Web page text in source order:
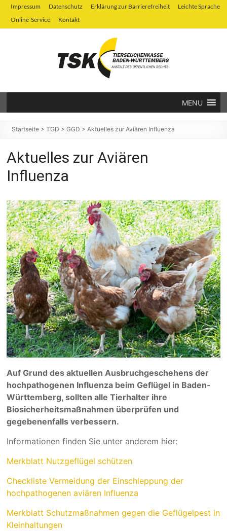
Zum
Inhalt
springen
Impressum Datenschutz Erklärung zur Barrierefreiheit
Leichte Sprache
Online-Service
Kontakt
Tierseuchenkasse
Baden-
MENU
Startseite >TGD >GGD >Aktuelles zur Aviären Influenza
Aktuelles zur Aviären
Influenza
Auf Grund des aktuellen Ausbruchgeschehens der
hochpathogenen Influenza beim Geflügel in Baden-
Württemberg, sollten alle Tierhalter ihre
Biosicherheitsmaßnahmen überprüfen und
gegebenenfalls verbessern.
Informationen finden Sie unter anderem hier:
Merkblatt Nutzgeflügel schützen
Checkliste Vermeidung der Einschleppung der
hochpathogenen aviären Influenza
Merkblatt Schutzmaßnahmen gegen die Geflügelpest in
Kleinhaltungen